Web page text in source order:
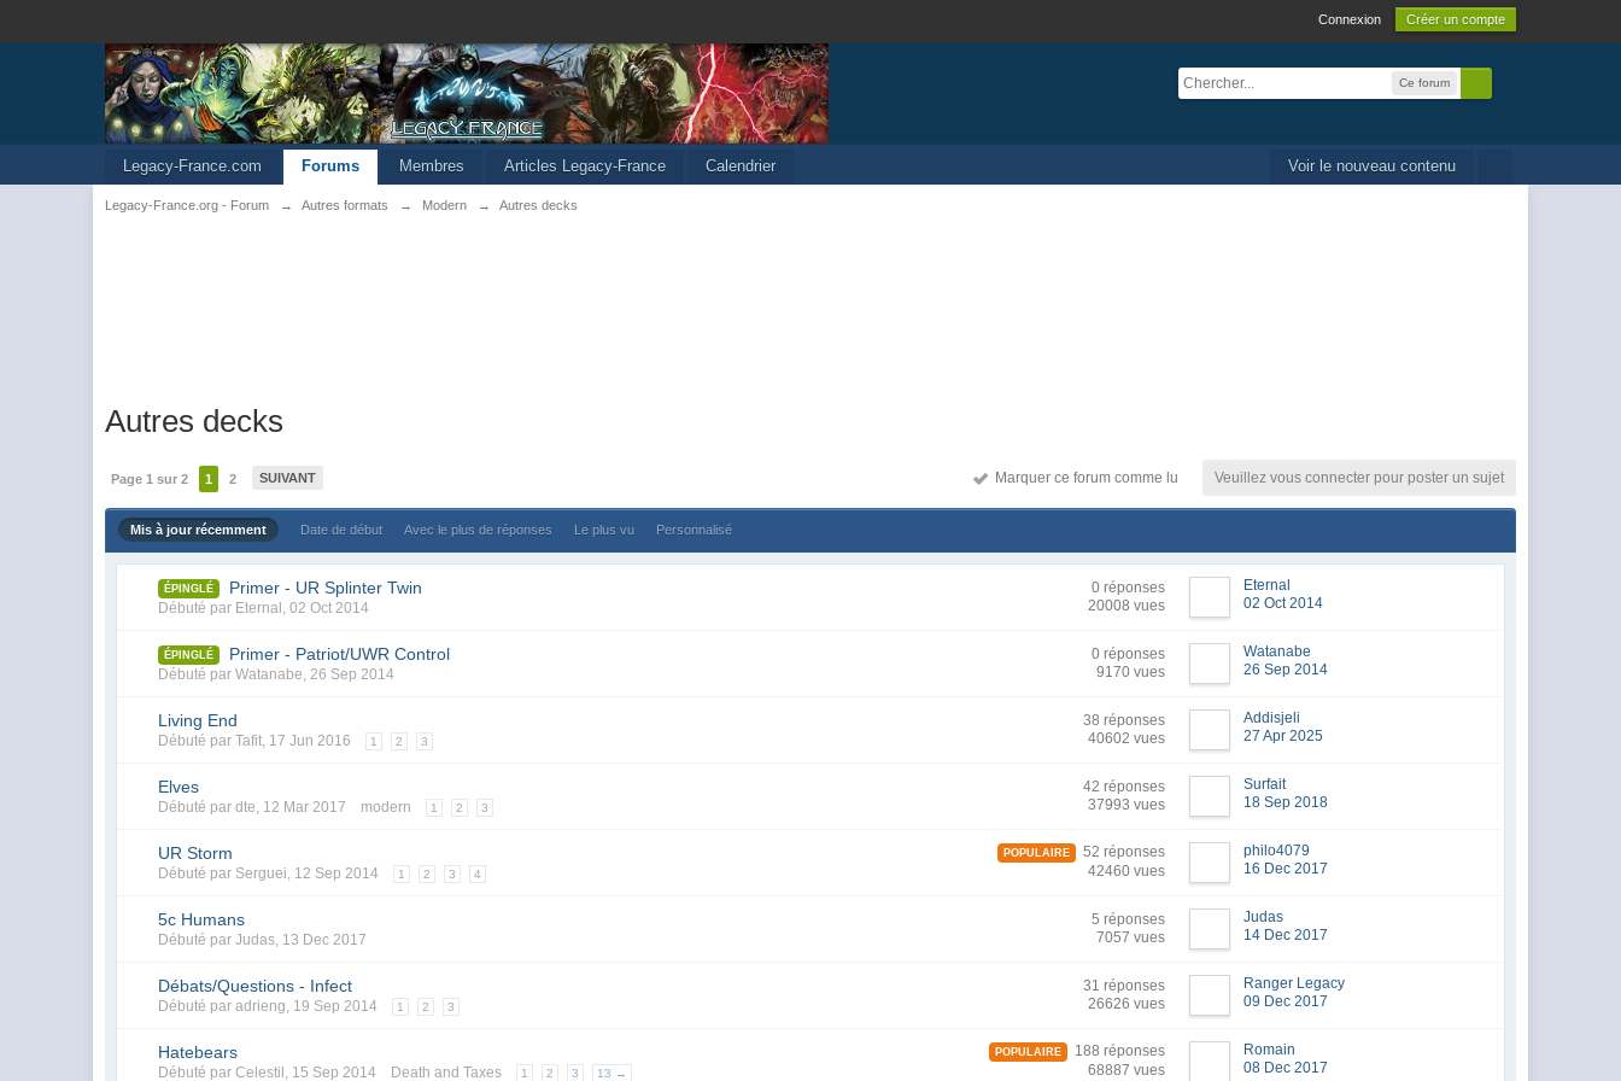
Connexion Créer un compte
Ce forum
Voir le nouveau contenu
Legacy-France.com Forums Membres Articles Legacy-France Calendrier
Legacy-France.org - Forum → Autres formats → Modern → Autres decks
Autres decks
Page 1 sur 2 1 2 SUIVANT Veuillez vous connecter pour poster un sujet
Marquer ce forum comme lu
Mis à jour récemment Date de début Avec le plus de réponses Le plus vu Personnalisé
ÉPINGLÉ Primer - UR Splinter Twin
Débuté par Eternal ,02 Oct 2014
0 réponses
20008 vues
Eternal
02 Oct 2014
ÉPINGLÉ Primer - Patriot/UWR Control
Débuté parWatanabe,26 Sep 2014
0 réponses
9170 vues
Watanabe
26 Sep 2014
Living End
Débuté parTafit, 17 Jun 2016 1 2 3
38 réponses
40602 vues
Addisjeli
27 Apr 2025
Elves
Débuté pardte, 12 Mar 2017 modern
42 réponses
37993 vues
Surfait
18 Sep 2018
UR Storm
Débuté par Serguei, 12 Sep 2014 1 2 3 4
POPULAIRE
52 réponses
42460 vues
philo4079
16 Dec 2017
5c Humans
Débuté parJudas, 13 Dec 2017
5 réponses
7057 vues
Judas
14 Dec 2017
Débats/Questions - Infect
Débuté paradrieng, 19 Sep 2014 1 2 3
31 réponses
26626 vues
Ranger Legacy
09 Dec 2017
Hatebears
Débuté parCelestil , 15 Sep 2014 Death and Taxes 13 →
POPULAIRE
188 réponses
68887 vues
Romain
08 Dec 2017